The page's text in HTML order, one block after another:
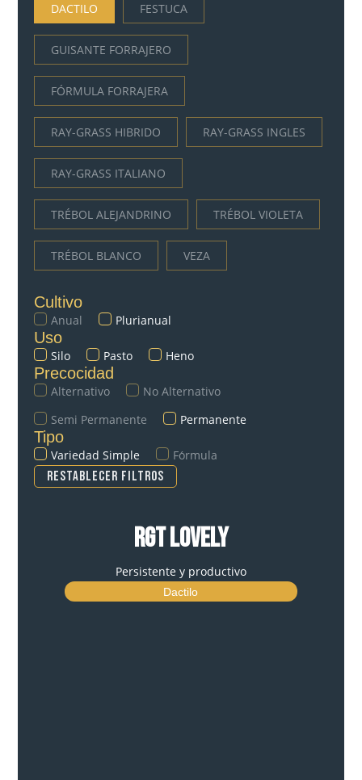
DACTILO FESTUCA
GUISANTE FORRAJERO
FÓRMULA FORRAJERA
RAY-GRASS HIBRIDO RAY-GRASS INGLES
RAY-GRASS ITALIANO
TRÉBOL ALEJANDRINO TRÉBOL VIOLETA
TRÉBOL BLANCO VEZA
Cultivo
Anual Plurianual
Uso
Silo Pasto Heno
Precocidad
Alternativo
No Alternativo
Semi Permanente
Permanente
Tipo
Variedad Simple Fо́rmula
Restablecer filtros
RGT LOVELY
Persistente y productivo
Dactilo